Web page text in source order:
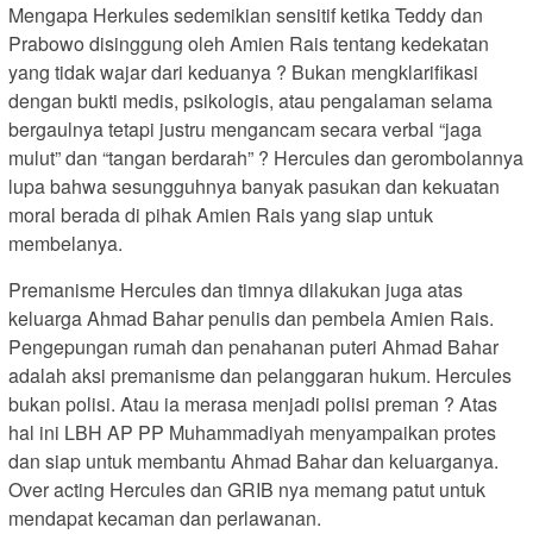
Mengapa Herkules sedemikian sensitif ketika Teddy dan
Prabowo disinggung oleh Amien Rais tentang kedekatan
yang tidak wajar dari keduanya ? Bukan mengklarifikasi
dengan bukti medis, psikologis, atau pengalaman selama
bergaulnya tetapi justru mengancam secara verbal “jaga
mulut” dan “tangan berdarah” ? Hercules dan gerombolannya
lupa bahwa sesungguhnya banyak pasukan dan kekuatan
moral berada di pihak Amien Rais yang siap untuk
membelanya.
Premanisme Hercules dan timnya dilakukan juga atas
keluarga Ahmad Bahar penulis dan pembela Amien Rais.
Pengepungan rumah dan penahanan puteri Ahmad Bahar
adalah aksi premanisme dan pelanggaran hukum. Hercules
bukan polisi. Atau ia merasa menjadi polisi preman ? Atas
hal ini LBH AP PP Muhammadiyah menyampaikan protes
dan siap untuk membantu Ahmad Bahar dan keluarganya.
Over acting Hercules dan GRIB nya memang patut untuk
mendapat kecaman dan perlawanan.